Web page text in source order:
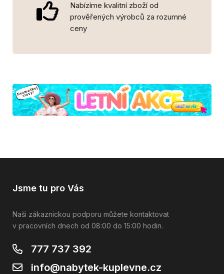
Nabízíme kvalitní zboží od
prověřených výrobců za rozumné
ceny
Jsme tu pro Vás
Naši zákaznickou podporu můžete kontaktovat
v pracovních dnech od 08:00 do 15:00 hodin.
777 737 392
info@nabytek-kuplevne.cz